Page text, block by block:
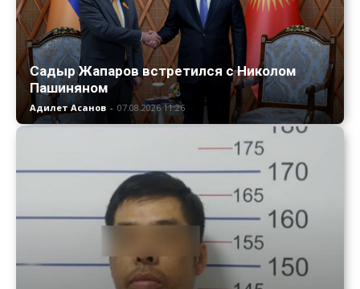
Садыр Жапаров встретился с Николом
Пашиняном
Адилет Асанов - 07.08.2026 11:26